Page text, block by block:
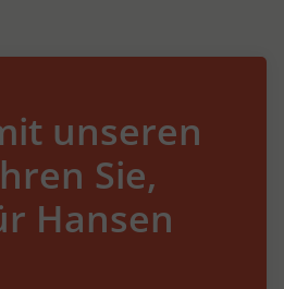
unseren
Sie,
Hansen